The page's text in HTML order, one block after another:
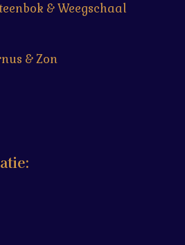
& Weegschaal
& Zon